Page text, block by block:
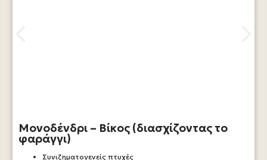
Μονοδένδρι – Βίκος (διασχίζοντας το
φαράγγι)
Συνιζηματογενείς πτυχές